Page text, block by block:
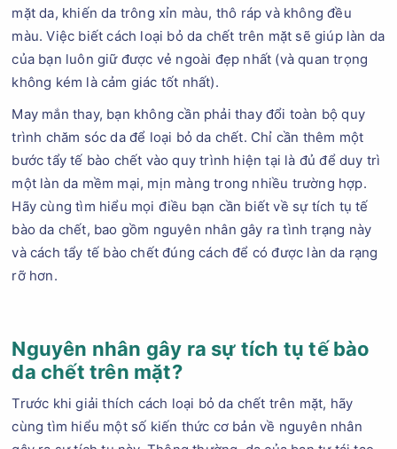
mặt da, khiến da trông xỉn màu, thô ráp và không đều
màu. Việc biết cách loại bỏ da chết trên mặt sẽ giúp làn da
của bạn luôn giữ được vẻ ngoài đẹp nhất (và quan trọng
không kém là cảm giác tốt nhất).
May mắn thay, bạn không cần phải thay đổi toàn bộ quy
trình chăm sóc da để loại bỏ da chết. Chỉ cần thêm một
bước tẩy tế bào chết vào quy trình hiện tại là đủ để duy trì
một làn da mềm mại, mịn màng trong nhiều trường hợp.
Hãy cùng tìm hiểu mọi điều bạn cần biết về sự tích tụ tế
bào da chết, bao gồm nguyên nhân gây ra tình trạng này
và cách tẩy tế bào chết đúng cách để có được làn da rạng
rỡ hơn.
Nguyên nhân gây ra sự tích tụ tế bào
da chết trên mặt?
Trước khi giải thích cách loại bỏ da chết trên mặt, hãy
cùng tìm hiểu một số kiến thức cơ bản về nguyên nhân